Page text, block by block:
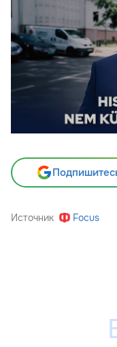
Источник Focus